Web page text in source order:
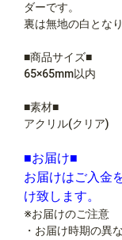
ダーです。
裏は無地の白となり
■商品サイズ■
65×65mm以内
■素材■
アクリル(クリア)
■お届け■
お届けはご入金
け致します。
※お届けのご注意
・お届け時期の異